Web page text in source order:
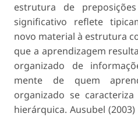
estrutura de
significativo reflete
novo material à estrutura
que a aprendizagem
organizado de
mente de quem
organizado se
hierárquica. Ausubel